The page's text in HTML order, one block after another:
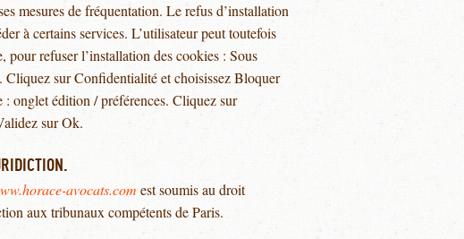
mesures de fréquentation. Le refus d’installation
à certains services. L’utilisateur peut toutefois
refuser l’installation des cookies : Sous
sur Confidentialité et choisissez Bloquer
onglet édition / préférences. Cliquez sur
sur Ok.
avocats.com est soumis au droit
aux tribunaux compétents de Paris.